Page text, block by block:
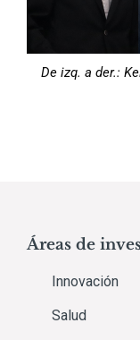
De izq. a der.:
Áreas de
Innovación
Salud